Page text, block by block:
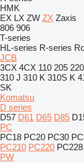
HMK
EX LX ZW ZX Zaxis
806 906
T-series
HL-series R-series
JCB
3CX 4CX 110 205
310 J 310 K 310S K
SK
Komatsu
D series
D57 D61 D65 D85
PC
PC18 PC20 PC30
PC210 PC220 PC228
PW